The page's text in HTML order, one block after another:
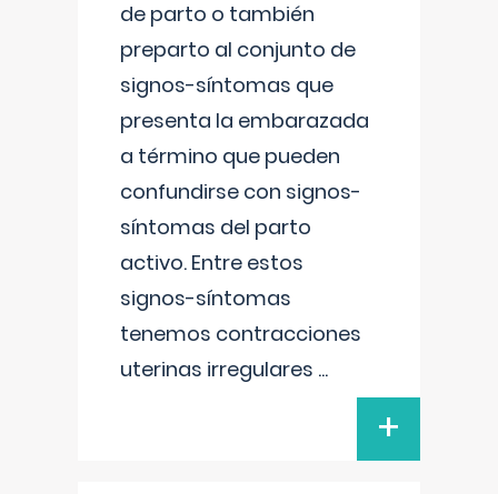
de parto o también
preparto al conjunto de
signos-síntomas que
presenta la embarazada
a término que pueden
confundirse con signos-
síntomas del parto
activo. Entre estos
signos-síntomas
tenemos contracciones
uterinas irregulares ...
+